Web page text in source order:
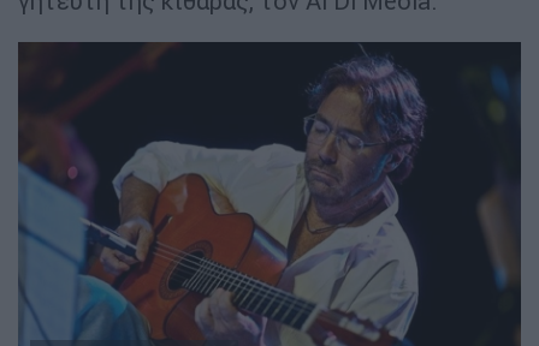
τη Μεσογειακή ατμόσφαιρα που είναι ο
λόφος του Σάνη. Θα σας περιμένω εκεί!».
Και κάπως έτσι, μία πολύ ωραία συνέντευξη
που ήταν και ένα προσωπικό όνειρο που
έγινε πραγματικότητα, είχε φτάσει στο
τέλος της. Στο τέλος είχε έρθει η ώρα και
για την πιο σημαντική ερώτηση αλλά και την
πιο σημαντική απάντηση.